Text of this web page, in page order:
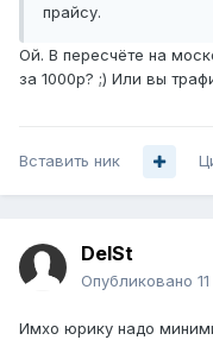
прайсу.
Ой. В пересчёте на
за 1000р? ;) Или вы
Вставить ник
DelSt
Опубликовано
Имхо юрику надо